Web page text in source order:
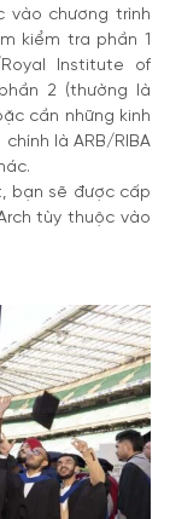
vào chương trình
kiểm tra phần 1
Royal Institute of
2 (thường là
cần những kinh
là ARB/RIBA
bạn sẽ được cấp
tùy thuộc vào